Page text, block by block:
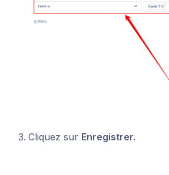
Cliquez sur Enregistrer.